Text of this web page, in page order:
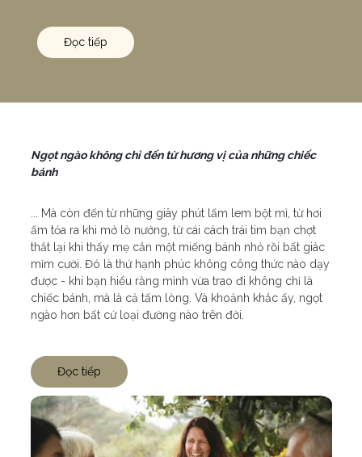
Đọc tiếp
Ngọt ngào không chỉ đến từ hương vị của những chiếc
bánh
... Mà còn đến từ những giây phút lấm lem bột mì, từ hơi
ấm tỏa ra khi mở lò nướng, từ cái cách trái tim bạn chợt
thắt lại khi thấy mẹ cắn một miếng bánh nhỏ rồi bất giác
mỉm cười. Đó là thứ hạnh phúc không công thức nào dạy
được - khi bạn hiểu rằng mình vừa trao đi không chỉ là
chiếc bánh, mà là cả tấm lòng. Và khoảnh khắc ấy, ngọt
ngào hơn bất cứ loại đường nào trên đời.
Đọc tiếp